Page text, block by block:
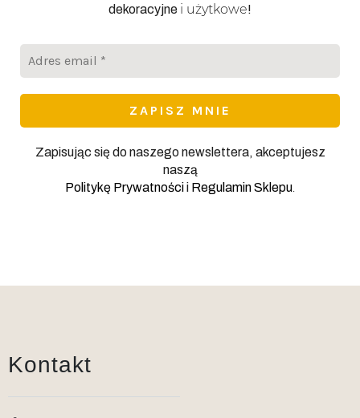
dekoracyjne i użytkowe!
Zapisując się do naszego newslettera, akceptujesz
naszą
Politykę Prywatnościi Regulamin Sklepu.
Kontakt